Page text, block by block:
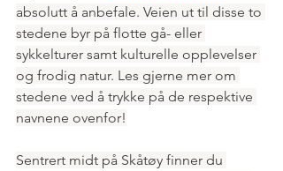
absolutt å anbefale. Veien ut til disse to
stedene byr på flotte gå- eller
sykkelturer samt kulturelle opplevelser
og frodig natur. Les gjerne mer om
stedene ved å trykke på de respektive
navnene ovenfor!
Sentrert midt på Skåtøy finner du